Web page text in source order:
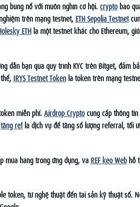
bùng nổ với muôn nghìn cơ hội.crypto bao
trên mạng testnet, ETH Sepolia Testnet
ETH là một testnet khác cho Ethereum,
dẫn bạn qua quy trình KYC trên Bitget, đảm
IRYS Testnet Token là token trên mạng
miễn phí.Airdrop Cryptocung cấp thông
tăng ref là dịch vụ để tăng số lượng referral, tối
mua hàng trong ứng dụng, và REF kèo Web hỗ
token, từ nghệ thuật đến tài sản kỹ thuật số.